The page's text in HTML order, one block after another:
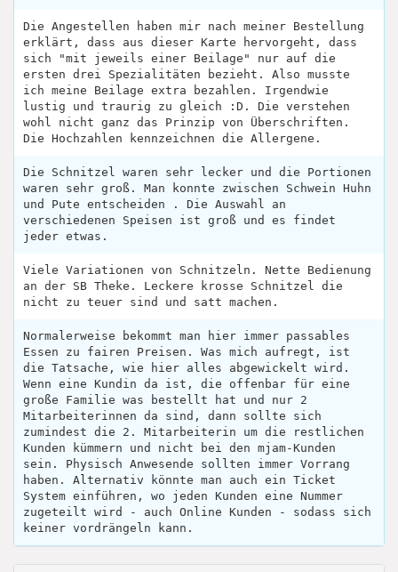
Die Angestellen haben mir nach meiner Bestellung
erklärt, dass aus dieser Karte hervorgeht, dass
sich "mit jeweils einer Beilage" nur auf die
ersten drei Spezialitäten bezieht. Also musste
ich meine Beilage extra bezahlen. Irgendwie
lustig und traurig zu gleich :D. Die verstehen
wohl nicht ganz das Prinzip von Überschriften.
Die Hochzahlen kennzeichnen die Allergene.
Die Schnitzel waren sehr lecker und die Portionen
waren sehr groß. Man konnte zwischen Schwein Huhn
und Pute entscheiden . Die Auswahl an
verschiedenen Speisen ist groß und es findet
jeder etwas.
Viele Variationen von Schnitzeln. Nette Bedienung
an der SB Theke. Leckere krosse Schnitzel die
nicht zu teuer sind und satt machen.
Normalerweise bekommt man hier immer passables
Essen zu fairen Preisen. Was mich aufregt, ist
die Tatsache, wie hier alles abgewickelt wird.
Wenn eine Kundin da ist, die offenbar für eine
große Familie was bestellt hat und nur 2
Mitarbeiterinnen da sind, dann sollte sich
zumindest die 2. Mitarbeiterin um die restlichen
Kunden kümmern und nicht bei den mjam-Kunden
sein. Physisch Anwesende sollten immer Vorrang
haben. Alternativ könnte man auch ein Ticket
System einführen, wo jeden Kunden eine Nummer
zugeteilt wird - auch Online Kunden - sodass sich
keiner vordrängeln kann.